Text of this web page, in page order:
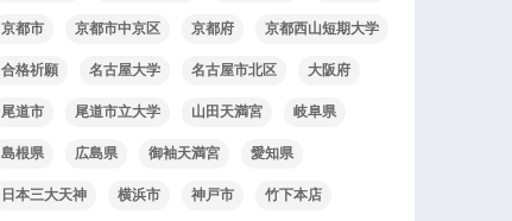
京都市 京都市中京区 京都府 京都西山短期大学
合格祈願 名古屋大学 名古屋市北区 大阪府
尾道市 尾道市立大学 山田天満宮 岐阜県
島根県 広島県 御袖天満宮 愛知県
日本三大天神 横浜市 神戸市 竹下本店